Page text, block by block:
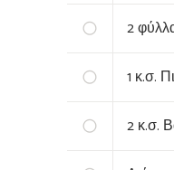
2
1 κ.σ.
2κ.σ.